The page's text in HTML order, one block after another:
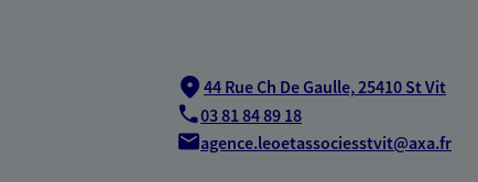
44 Rue Ch De Gaulle,25410 St Vit
03 81 84 89 18
agence.leoetassociesstvit@axa.fr